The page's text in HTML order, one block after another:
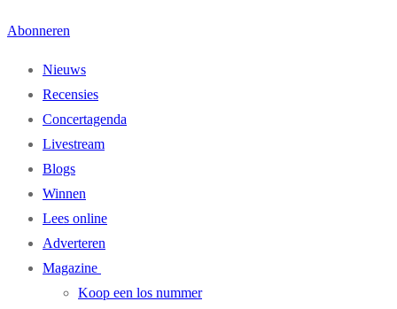
Abonneren
Nieuws
Recensies
Concertagenda
Livestream
Blogs
Winnen
Lees online
Adverteren
Magazine
Koop een los nummer